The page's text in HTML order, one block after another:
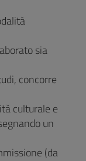
sia
concorre
culturale e
un
(da